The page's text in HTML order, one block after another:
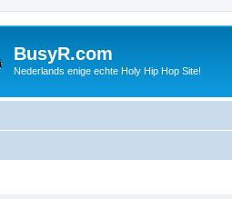
BusyR.com
Nederlands enige echte Holy Hip Hop Site!